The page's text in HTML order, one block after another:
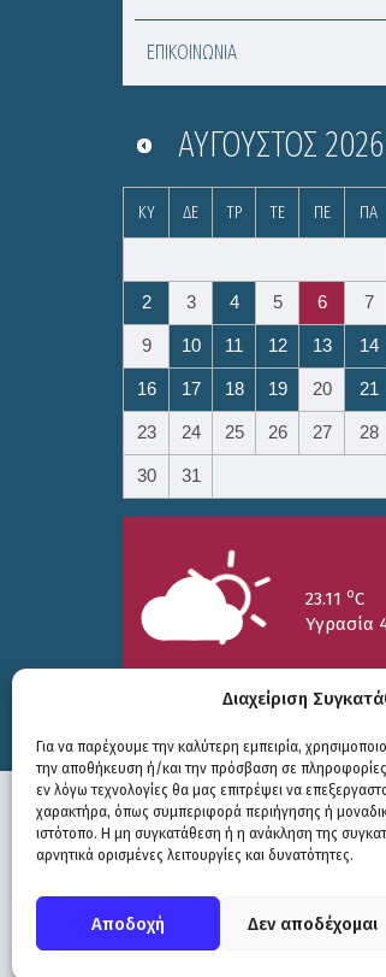
Διαχείριση
Για να παρέχουμε την καλύτερη εμπειρία,
την αποθήκευση ή/και την πρόσβαση σε
εν λόγω τεχνολογίες θα μας επιτρέψει να
χαρακτήρα, όπως συμπεριφορά περιήγησης ή
ιστότοπο. Η μη συγκατάθεση ή η ανάκληση της
αρνητικά ορισμένες λειτουργίες και δυνατότητες.
Αποδοχή Δεν αποδέχομαι
ΕΠΙΚΟΙΝΩΝΙΑ
ΑΎΓΟΥΣΤΟΣ 2026
ΚΥ ΔΕ ΤΡ ΤΕ ΠΕ ΠΑ
2 3 4 5 6 7
9 10 11 12 13 14
16 17 18 19 20 21
23 24 25 26 27 28
30 31
23.11 oC
Υγρασία
25/7
15.73oC
26/7
17.99oC
© COPYRIGHT ΔΗΜΟΣ ΣΟΥΛΙΟΥ
WEB DEVELOPMENT BYΕΓΚΡΙΤΟΣ